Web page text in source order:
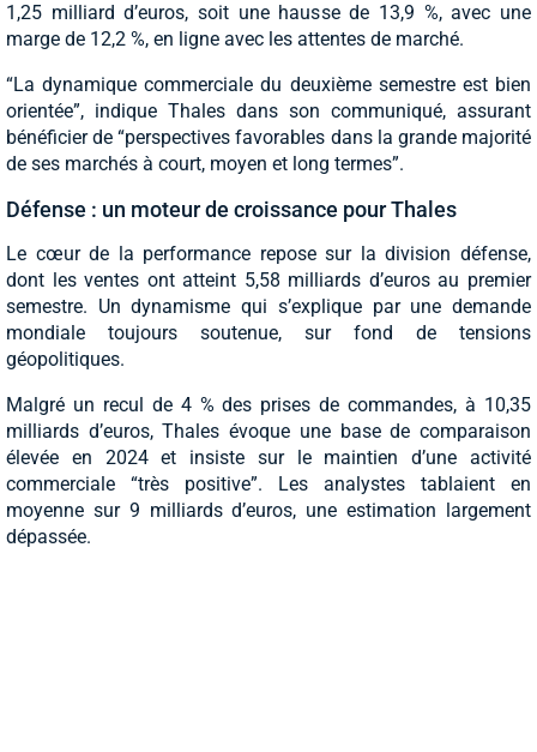
1,25 milliard d’euros, soit une hausse de 13,9 %, avec une
marge de 12,2 %, en ligne avec les attentes de marché.
“La dynamique commerciale du deuxième semestre est bien
orientée”, indique Thales dans son communiqué, assurant
bénéficier de “perspectives favorables dans la grande majorité
de ses marchés à court, moyen et long termes”.
Défense : un moteur de croissance pour Thales
Le cœur de la performance repose sur la division défense,
dont les ventes ont atteint 5,58 milliards d’euros au premier
semestre. Un dynamisme qui s’explique par une demande
mondiale toujours soutenue, sur fond de tensions
géopolitiques.
Malgré un recul de 4 % des prises de commandes, à 10,35
milliards d’euros, Thales évoque une base de comparaison
élevée en 2024 et insiste sur le maintien d’une activité
commerciale “très positive”. Les analystes tablaient en
moyenne sur 9 milliards d’euros, une estimation largement
dépassée.